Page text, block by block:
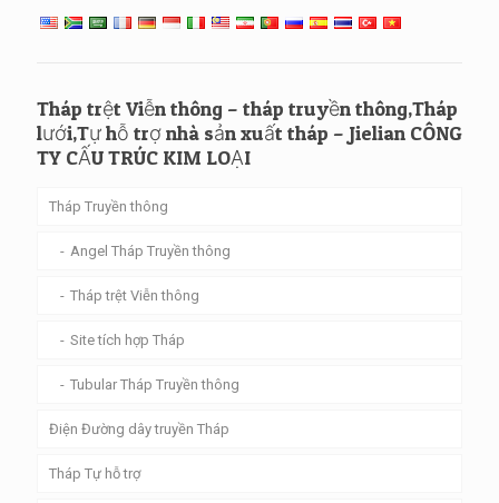
Tháp trệt Viễn thông – tháp truyền thông,Tháp
lưới,Tự hỗ trợ nhà sản xuất tháp – Jielian CÔNG
TY CẤU TRÚC KIM LOẠI
Tháp Truyền thông
Angel Tháp Truyền thông
Tháp trệt Viễn thông
Site tích hợp Tháp
Tubular Tháp Truyền thông
Điện Đường dây truyền Tháp
Tháp Tự hỗ trợ